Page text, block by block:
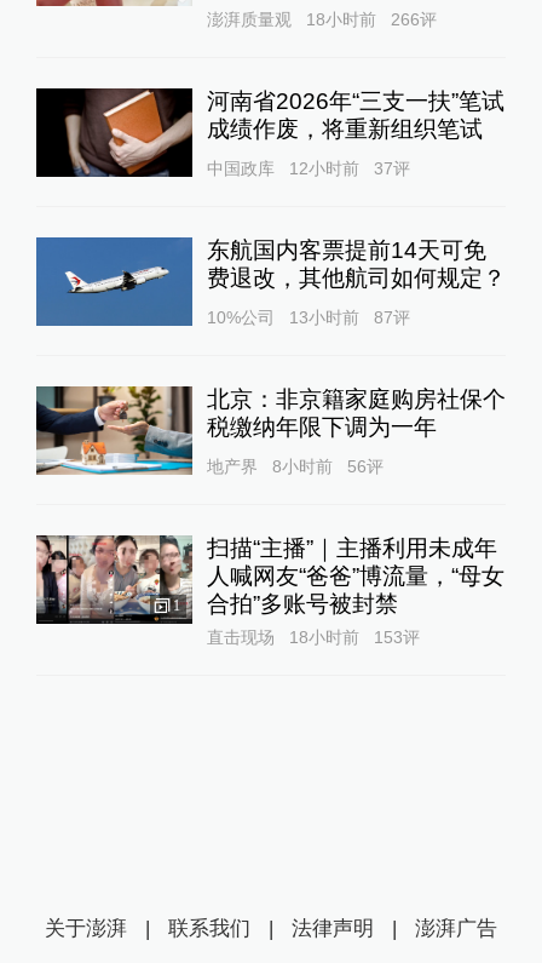
澎湃质量观 18小时前 266评
河南省2026年“三支一扶”笔试
成绩作废，将重新组织笔试
中国政库 12小时前 37评
东航国内客票提前14天可免
费退改，其他航司如何规定？
10%公司 13小时前 87评
北京：非京籍家庭购房社保个
税缴纳年限下调为一年
地产界 8小时前 56评
1
扫描“主播”｜主播利用未成年
人喊网友“爸爸”博流量，“母女
合拍”多账号被封禁
直击现场 18小时前 153评
关于澎湃 | 联系我们 | 法律声明 | 澎湃广告